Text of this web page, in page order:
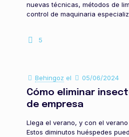
nuevas técnicas, métodos de
control de maquinaria
5
Behingoz el 05/06/2024
Cómo eliminar
de empresa
Llega el verano, y con el
Estos diminutos huéspedes